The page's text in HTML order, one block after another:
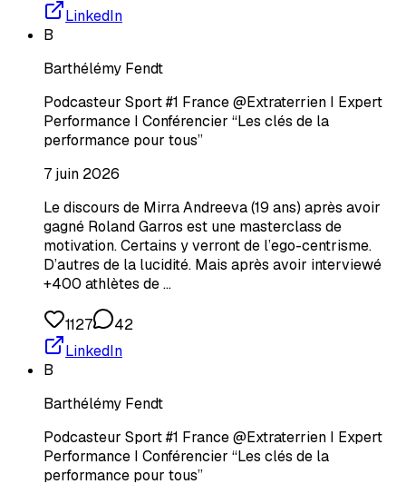
LinkedIn
B
Barthélémy Fendt
Podcasteur Sport #1 France @Extraterrien I Expert
Performance I Conférencier “Les clés de la
performance pour tous”
7 juin 2026
Le discours de Mirra Andreeva (19 ans) après avoir
gagné Roland Garros est une masterclass de
motivation. Certains y verront de l’ego-centrisme.
D’autres de la lucidité. Mais après avoir interviewé
+400 athlètes de …
1127
42
LinkedIn
B
Barthélémy Fendt
Podcasteur Sport #1 France @Extraterrien I Expert
Performance I Conférencier “Les clés de la
performance pour tous”